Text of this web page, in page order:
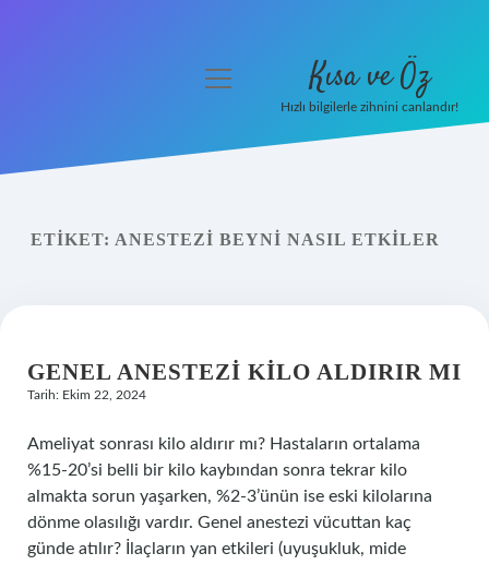
Yasal Uyarı
menüyü
Kısa ve Öz
Hızlı bilgilerle zihnini canlandır!
ETIKET: ANESTEZI BEYNI NASIL ETKILER
GENEL ANESTEZI KILO ALDIRIR MI
Tarih: Ekim 22, 2024
Ameliyat sonrası kilo aldırır mı? Hastaların ortalama
%15-20’si belli bir kilo kaybından sonra tekrar kilo
almakta sorun yaşarken, %2-3’ünün ise eski kilolarına
dönme olasılığı vardır. Genel anestezi vücuttan kaç
günde atılır? İlaçların yan etkileri (uyuşukluk, mide